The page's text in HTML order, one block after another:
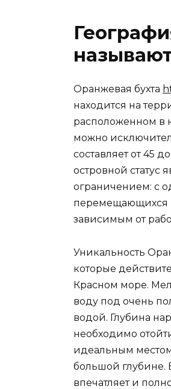
Оранжевая бухта
находится на
расположенном в
можно
составляет от 45
островной статус
ограничением: с
перемещающихся
зависимым от
Уникальность
которые
Красном море.
воду под очень
водой. Глубина
необходимо
идеальным местом
большой глубине.
впечатляет и